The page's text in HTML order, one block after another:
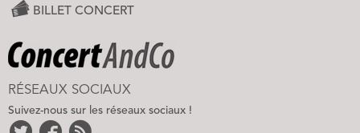
BILLET CONCERT
RÉSEAUX SOCIAUX
Suivez-nous sur les réseaux sociaux !